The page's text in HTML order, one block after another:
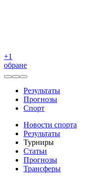
+1
обране
Результаты
Прогнозы
Спорт
Новости спорта
Результаты
Турниры
Статьи
Прогнозы
Трансферы